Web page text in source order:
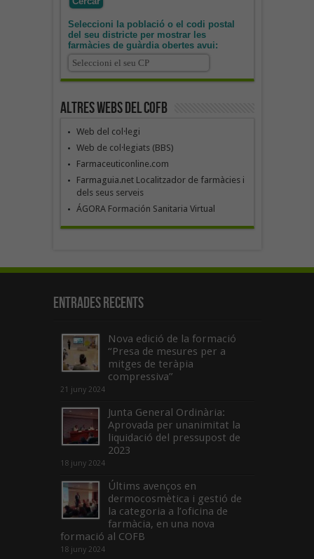
Seleccioni la població o el codi postal
del seu districte per mostrar les
farmàcies de guàrdia obertes avui:
Altres webs del COFB
Web del col·legi
Web de col·legiats (BBS)
Farmaceuticonline.com
Farmaguia.net Localitzador de farmàcies i
dels seus serveis
ÁGORA Formación Sanitaria Virtual
Entrades recents
Nova edició de la formació
“Presa de mesures per a
mitges de teràpia
compressiva”
21 juny 2024
Junta General Ordinària:
Aprovada per unanimitat la
liquidació del pressupost de
2023
18 juny 2024
Últims avenços en
dermocosmètica i gestió de
la categoria a l’oficina de
farmàcia, en una nova
formació al COFB
18 juny 2024